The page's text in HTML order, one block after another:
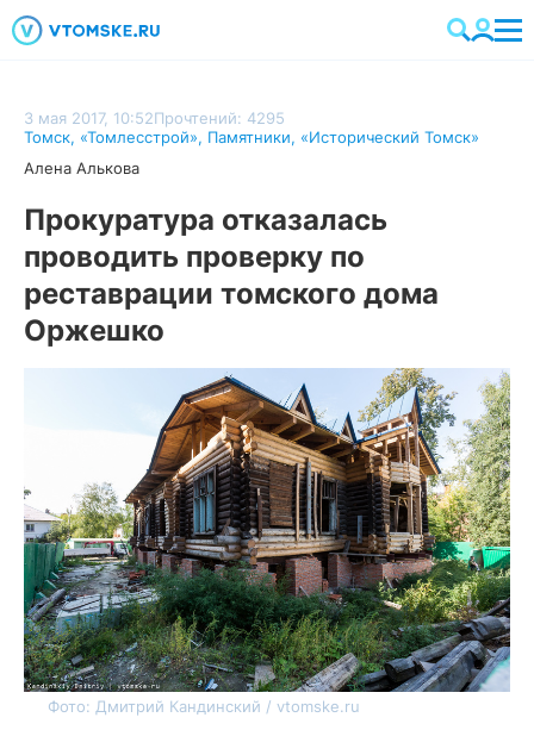
3 мая 2017, 10:52Прочтений: 4295
Томск, «Томлесстрой», Памятники, «Исторический Томск»
Алена Алькова
Прокуратура отказалась
проводить проверку по
реставрации томского дома
Оржешко
Фото: Дмитрий Кандинский / vtomske.ru